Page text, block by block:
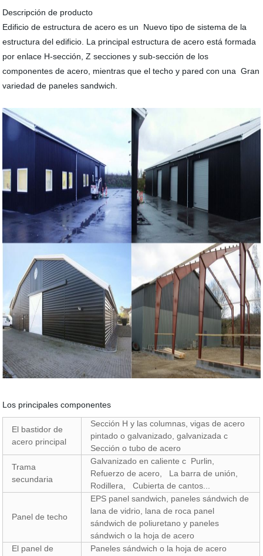
Descripción de producto
Edificio de estructura de acero es un Nuevo tipo de sistema de la
estructura del edificio. La principal estructura de acero está formada
por enlace H-sección, Z secciones y sub-sección de los
componentes de acero, mientras que el techo y pared con una Gran
variedad de paneles sandwich.
Los principales componentes
El bastidor de
acero principal
Sección H y las columnas, vigas de acero
pintado o galvanizado, galvanizada c
Sección o tubo de acero
Trama
secundaria
Galvanizado en caliente c Purlin,
Refuerzo de acero, La barra de unión,
Rodillera, Cubierta de cantos...
Panel de techo
EPS panel sandwich, paneles sándwich de
lana de vidrio, lana de roca panel
sándwich de poliuretano y paneles
sándwich o la hoja de acero
El panel de
Paneles sándwich o la hoja de acero